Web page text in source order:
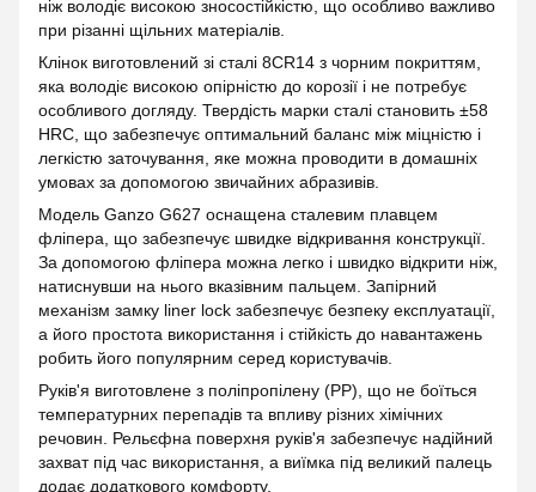
ніж володіє високою зносостійкістю, що особливо важливо
при різанні щільних матеріалів.
Клінок виготовлений зі сталі 8CR14 з чорним покриттям,
яка володіє високою опірністю до корозії і не потребує
особливого догляду. Твердість марки сталі становить ±58
HRC, що забезпечує оптимальний баланс між міцністю і
легкістю заточування, яке можна проводити в домашніх
умовах за допомогою звичайних абразивів.
Модель Ganzo G627 оснащена сталевим плавцем
фліпера, що забезпечує швидке відкривання конструкції.
За допомогою фліпера можна легко і швидко відкрити ніж,
натиснувши на нього вказівним пальцем. Запірний
механізм замку liner lock забезпечує безпеку експлуатації,
а його простота використання і стійкість до навантажень
робить його популярним серед користувачів.
Руків'я виготовлене з поліпропілену (PP), що не боїться
температурних перепадів та впливу різних хімічних
речовин. Рельєфна поверхня руків'я забезпечує надійний
захват під час використання, а виїмка під великий палець
додає додаткового комфорту.